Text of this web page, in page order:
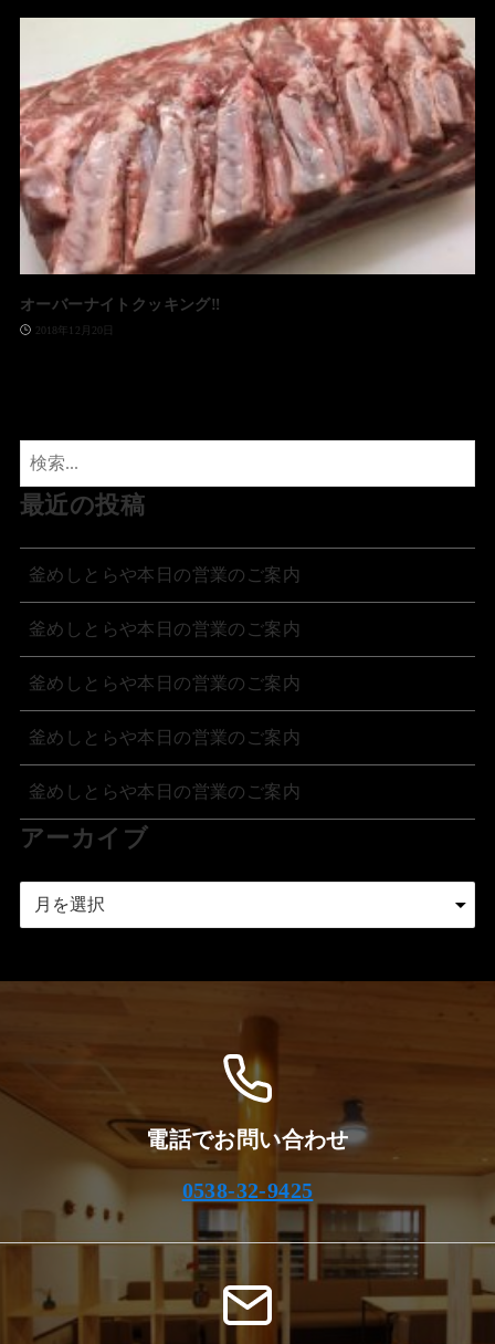
オーバーナイトクッキング‼️
2018年12月20日
最近の投稿
釜めしとらや本日の営業のご案内
釜めしとらや本日の営業のご案内
釜めしとらや本日の営業のご案内
釜めしとらや本日の営業のご案内
釜めしとらや本日の営業のご案内
アーカイブ
電話でお問い合わせ
0538-32-9425